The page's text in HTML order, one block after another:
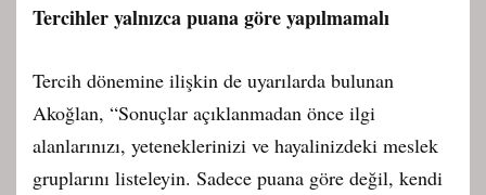
Tercihler yalnızca puana göre yapılmamalı
Tercih dönemine ilişkin de uyarılarda bulunan
Akoğlan, “Sonuçlar açıklanmadan önce ilgi
alanlarınızı, yeteneklerinizi ve hayalinizdeki meslek
gruplarını listeleyin. Sadece puana göre değil, kendi